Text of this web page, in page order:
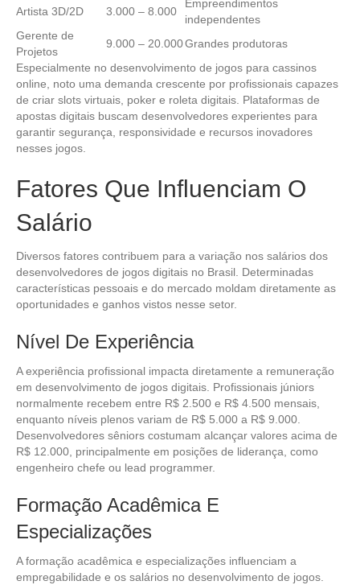
Artista 3D/2D
3.000 – 8.000
Empreendimentos
independentes
Gerente de
Projetos
9.000 – 20.000Grandes produtoras
Especialmente no desenvolvimento de jogos para cassinos
online, noto uma demanda crescente por profissionais capazes
de criar slots virtuais, poker e roleta digitais. Plataformas de
apostas digitais buscam desenvolvedores experientes para
garantir segurança, responsividade e recursos inovadores
nesses jogos.
Fatores Que Influenciam O
Salário
Diversos fatores contribuem para a variação nos salários dos
desenvolvedores de jogos digitais no Brasil. Determinadas
características pessoais e do mercado moldam diretamente as
oportunidades e ganhos vistos nesse setor.
Nível De Experiência
A experiência profissional impacta diretamente a remuneração
em desenvolvimento de jogos digitais. Profissionais júniors
normalmente recebem entre R$ 2.500 e R$ 4.500 mensais,
enquanto níveis plenos variam de R$ 5.000 a R$ 9.000.
Desenvolvedores sêniors costumam alcançar valores acima de
R$ 12.000, principalmente em posições de liderança, como
engenheiro chefe ou lead programmer.
Formação Acadêmica E
Especializações
A formação acadêmica e especializações influenciam a
empregabilidade e os salários no desenvolvimento de jogos.